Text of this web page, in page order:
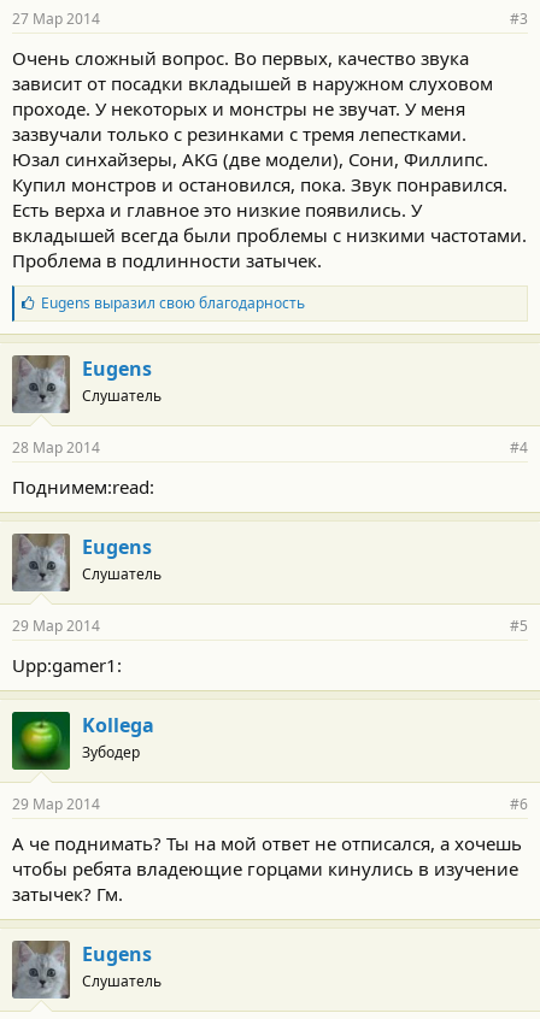
н
с
т
и
27 Мар 2014 #3
Очень сложный вопрос. Во первых, качество звука
зависит от посадки вкладышей в наружном слуховом
проходе. У некоторых и монстры не звучат. У меня
зазвучали только с резинками с тремя лепестками.
Юзал синхайзеры, AKG (две модели), Сони, Филлипс.
Купил монстров и остановился, пока. Звук понравился.
Есть верха и главное это низкие появились. У
вкладышей всегда были проблемы с низкими частотами.
Проблема в подлинности затычек.
Б
л
а
г
о
д
а
н
с
т
и
:
Eugens выразил свою благодарность
Eugens
Слушатель
28 Мар 2014 #4
Поднимем:read:
Eugens
Слушатель
29 Мар 2014 #5
Upp:gamer1:
Kollega
Зубодер
29 Мар 2014 #6
А че поднимать? Ты на мой ответ не отписался, а хочешь
чтобы ребята владеющие горцами кинулись в изучение
затычек? Гм.
Eugens
Слушатель